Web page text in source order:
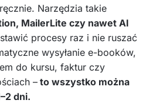
Narzędzia takie
MailerLite czy nawet AI
procesy raz i nie ruszać
wysyłanie e-booków,
do kursu, faktur czy
– to wszystko można
dni.